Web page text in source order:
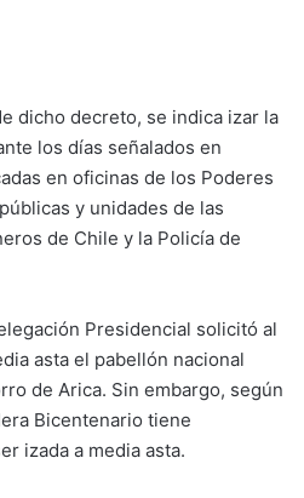
dicho decreto, se indica izar la
los días señalados en
en oficinas de los Poderes
y unidades de las
de Chile y la Policía de
Presidencial solicitó al
asta el pabellón nacional
de Arica. Sin embargo, según
Bicentenario tiene
izada a media asta.